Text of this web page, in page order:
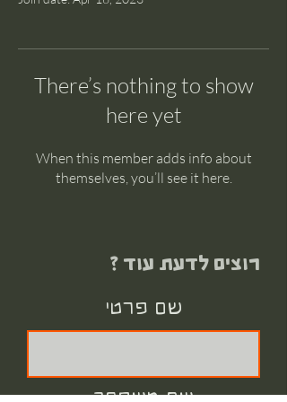
There’s nothing to show
here yet
When this member adds info about
themselves, you’ll see it here.
רוצים לדעת עוד ?
שם פרטי
שם משפחה